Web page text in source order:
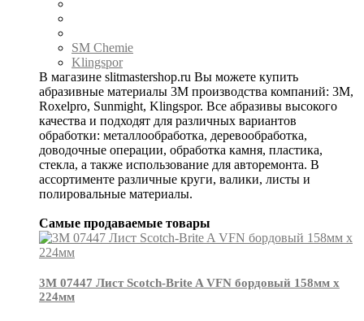
SM Chemie
Klingspor
В магазине slitmastershop.ru Вы можете купить
абразивные материалы 3М производства компаний: 3М,
Roxelpro, Sunmight, Klingspor. Все абразивы высокого
качества и подходят для различных вариантов
обработки: металлообработка, деревообработка,
доводочные операции, обработка камня, пластика,
стекла, а также использование для авторемонта. В
ассортименте различные круги, валики, листы и
полировальные материалы.
Самые продаваемые товары
3М 07447 Лист Scotch-Brite A VFN бордовый 158мм х
224мм